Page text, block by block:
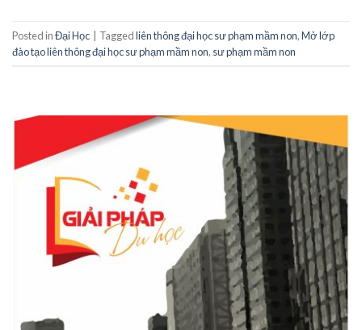
Posted inĐại Học Taggedliên thông đại học sư phạm mầm non,Mở lớp
đào tạo liên thông đại học sư phạm mầm non, sư phạm mầm non